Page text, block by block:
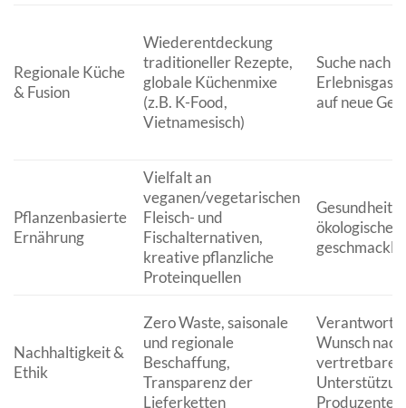
Regionale Küche
& Fusion
Wiederentdeckung
traditioneller Rezepte,
globale Küchenmixe
(z.B. K-Food,
Vietnamesisch)
Suche nach
auf neue
Pflanzenbasierte
Ernährung
Vielfalt an
veganen/vegetarischen
Fleisch- und
Fischalternativen,
kreative pflanzliche
Proteinquellen
ökologische
Nachhaltigkeit &
Ethik
Zero Waste, saisonale
und regionale
Beschaffung,
Transparenz der
Lieferketten
Wunsch
Produzenten